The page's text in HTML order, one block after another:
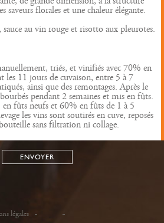
saveurs florales et une chaleur élégante.
au vin rouge et risotto aux pleurotes.
triés, et vinifiés avec 70% en
les 11 jours de cuvaison, entre 5 à 7
ainsi que des remontages. Après le
pendant 2 semaines et mis en fûts.
fûts neufs et 60% en fûts de 1 à 5
les vins sont soutirés en cuve, reposés
sans filtration ni collage.
ENVOYER
légales